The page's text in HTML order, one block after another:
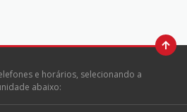
e horários, selecionando a
abaixo: